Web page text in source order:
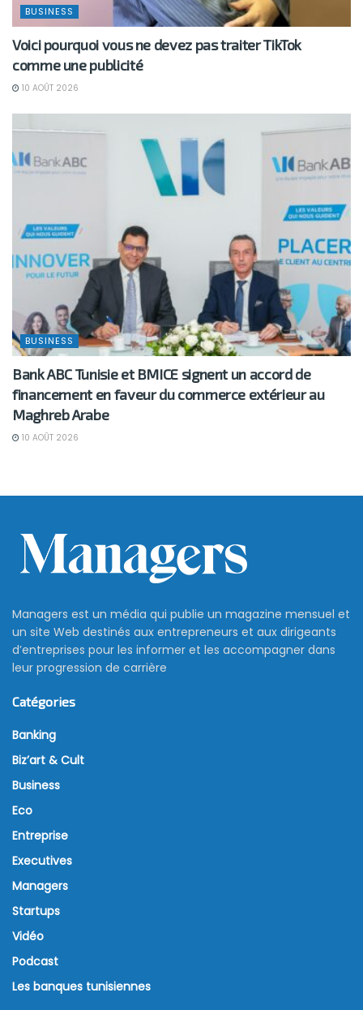
BUSINESS
Voici pourquoi vous ne devez pas traiter TikTok
comme une publicité
10 AOÛT 2026
BUSINESS
Bank ABC Tunisie et BMICE signent un accord de
financement en faveur du commerce extérieur au
Maghreb Arabe
10 AOÛT 2026
Managers est un média qui publie un magazine mensuel et
un site Web destinés aux entrepreneurs et aux dirigeants
d’entreprises pour les informer et les accompagner dans
leur progression de carrière
Catégories
Banking
Biz’art & Cult
Business
Eco
Entreprise
Executives
Managers
Startups
Vidéo
Podcast
Les banques tunisiennes